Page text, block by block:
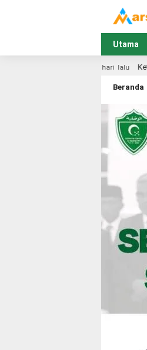
Utama
Ketua PD Al-Washliyah Kabupaten
Beranda